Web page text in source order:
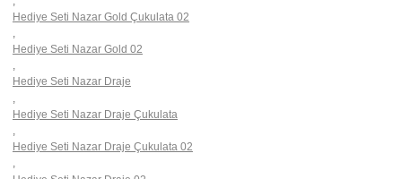
Hediye Seti Nazar Gold Çukulata 02
,
Hediye Seti Nazar Gold 02
,
Hediye Seti Nazar Draje
Hediye Seti Nazar Draje Çukulata
,
Hediye Seti Nazar Draje Çukulata 02
,